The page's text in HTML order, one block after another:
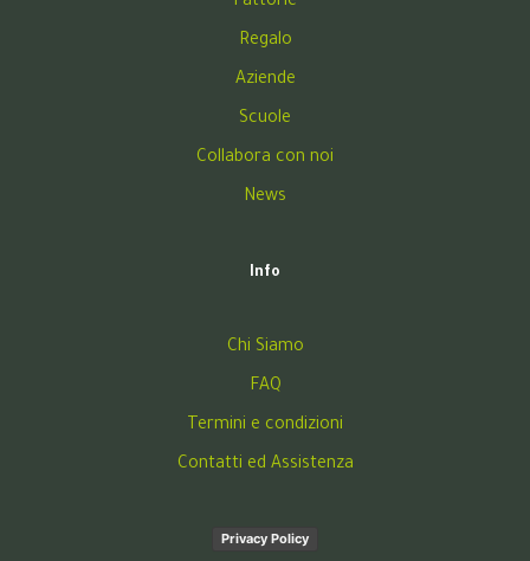
Regalo
Aziende
Scuole
Collabora con noi
News
Info
Chi Siamo
FAQ
Termini e condizioni
Contatti ed Assistenza
Privacy Policy